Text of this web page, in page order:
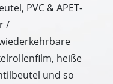
PVC & APET-
/
heiße
und so